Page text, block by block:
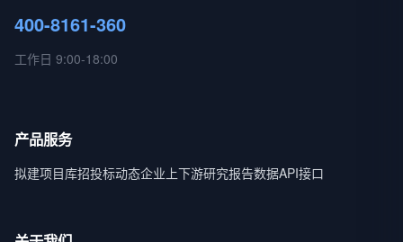
400-8161-360
工作日 9:00-18:00
产品服务
拟建项目库招投标动态企业上下游研究报告数据API接口